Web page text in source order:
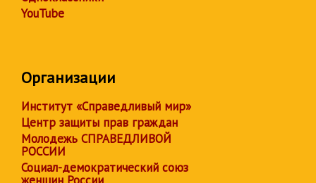
YouTube
Организации
Институт «Справедливый мир»
Центр защиты прав граждан
Молодежь СПРАВЕДЛИВОЙ
РОССИИ
Социал-демократический союз